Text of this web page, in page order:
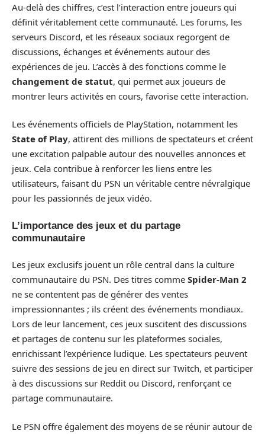
Au-delà des chiffres, c’est l’interaction entre joueurs qui
définit véritablement cette communauté. Les forums, les
serveurs Discord, et les réseaux sociaux regorgent de
discussions, échanges et événements autour des
expériences de jeu. L’accès à des fonctions comme le
changement de statut, qui permet aux joueurs de
montrer leurs activités en cours, favorise cette interaction.
Les événements officiels de PlayStation, notamment les
State of Play, attirent des millions de spectateurs et créent
une excitation palpable autour des nouvelles annonces et
jeux. Cela contribue à renforcer les liens entre les
utilisateurs, faisant du PSN un véritable centre névralgique
pour les passionnés de jeux vidéo.
L’importance des jeux et du partage
communautaire
Les jeux exclusifs jouent un rôle central dans la culture
communautaire du PSN. Des titres comme Spider-Man 2
ne se contentent pas de générer des ventes
impressionnantes ; ils créent des événements mondiaux.
Lors de leur lancement, ces jeux suscitent des discussions
et partages de contenu sur les plateformes sociales,
enrichissant l’expérience ludique. Les spectateurs peuvent
suivre des sessions de jeu en direct sur Twitch, et participer
à des discussions sur Reddit ou Discord, renforçant ce
partage communautaire.
Le PSN offre également des moyens de se réunir autour de